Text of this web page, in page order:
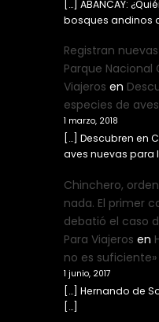
[…] ABANCAY:
bosques andinos
Registran
Parque Nacional
Viajeros en
especies de
1 marzo, 2018
[…] Descubren en
aves nuevas para
Chinchero,
nada. El primer
debatió el caso
Para Viajeros en
no es suficiente»
1 junio, 2017
[…] Hernando de
[…]